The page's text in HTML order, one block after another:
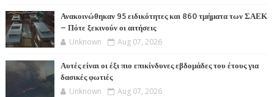
Ανακοινώθηκαν 95 ειδικότητες και 860 τμήματα των ΣΑΕΚ
– Πότε ξεκινούν οι αιτήσεις
Unknown Aug 07, 2026
Αυτές είναι οι έξι πιο επικίνδυνες εβδομάδες του έτους για
δασικές φωτιές
Unknown Aug 07, 2026